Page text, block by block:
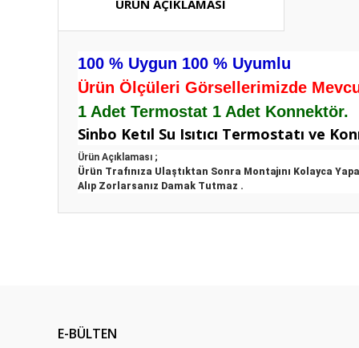
ÜRÜN AÇIKLAMASI
100 % Uygun 100 % Uyumlu
Ürün Ölçüleri Görsellerimizde
1 Adet Termostat 1 Adet Konnektör.
Sinbo Ketıl Su Isıtıcı Termostatı ve
Ürün Açıklaması ;
Ürün Trafınıza Ulaştıktan Sonra Montajını Kolayca
Alıp Zorlarsanız Damak Tutmaz .
Ürün bilgilerinde hatalar bulunuyor.
E-BÜLTEN